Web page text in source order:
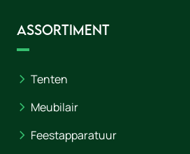
Assortiment
Tenten
Meubilair
Feestapparatuur